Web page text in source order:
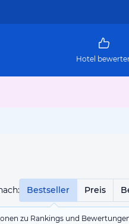
Hotel
Bestseller Preis
zu Rankings und